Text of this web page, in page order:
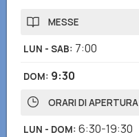
MESSE
LUN - SAB: 7:00
DOM: 9:30
ORARI DI APERTURA
LUN - DOM: 6:30-19:30